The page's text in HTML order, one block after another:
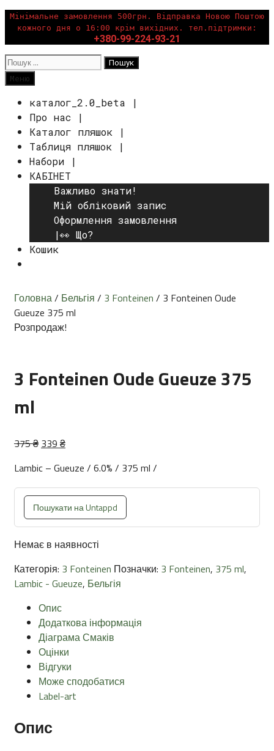
Перейти
вмісту
Мінімальне замовлення 500грн. Відправка Новою Поштою
кожного дня о 16:00 крім вихідних. тел.підтримки:
+380-99-224-93-21
Пошук:
Пошук
Меню
каталог_2.0_beta |
Про нас |
Каталог пляшок |
Таблиця пляшок |
Набори |
КАБІНЕТ
Важливо знати!
Мій обліковий запис
Оформлення замовлення
|👀 Що?
Кошик
Головна/ Бельгія / 3 Fonteinen / 3 Fonteinen Oude
Gueuze 375 ml
Розпродаж!
3 Fonteinen Oude Gueuze 375
ml
375₴ Оригінальна
375 ₴.
339 ₴Поточна
339 ₴.
Lambic – Gueuze / 6.0% / 375 ml /
Пошукати на Untappd
Немає в наявності
Категорія: 3 Fonteinen Позначки: 3 Fonteinen, 375 ml,
Lambic - Gueuze, Бельгія
Опис
Додаткова інформація
Діаграма Смаків
Оцінки
Відгуки
Може сподобатися
Label-art
Опис